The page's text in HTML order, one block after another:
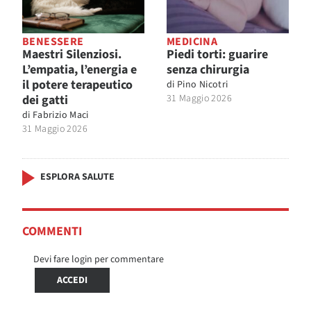
BENESSERE
Maestri Silenziosi.
L’empatia, l’energia e
il potere terapeutico
dei gatti
di Fabrizio Maci
31 Maggio 2026
MEDICINA
Piedi torti: guarire
senza chirurgia
di Pino Nicotri
31 Maggio 2026
ESPLORA SALUTE
COMMENTI
Devi fare login per commentare
ACCEDI